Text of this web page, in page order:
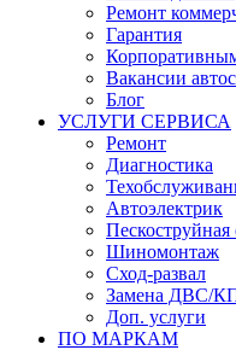
Ремонт
Гарантия
Вакансии
Блог
УСЛУГИ СЕРВИСА
Ремонт
Диагностика
Автоэлектрик
Пескоструйная
Шиномонтаж
Сход-развал
Замена ДВС/
Доп. услуги
ПО МАРКАМ